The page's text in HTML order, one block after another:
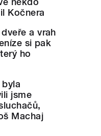
Kočnera
a vrah
si pak
ho
jsme
Machaj